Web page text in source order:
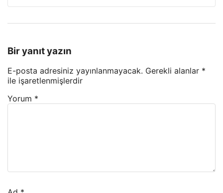
Bir yanıt yazın
E-posta adresiniz yayınlanmayacak. Gerekli alanlar *
ile işaretlenmişlerdir
Yorum *